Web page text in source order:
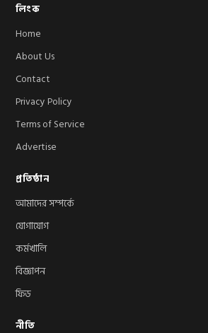
লিংক
Home
About Us
Contact
Privacy Policy
Terms of Service
Advertise
প্রতিষ্ঠান
আমাদের সম্পর্কে
যোগাযোগ
কর্মখালি
বিজ্ঞাপন
ফিড
নীতি